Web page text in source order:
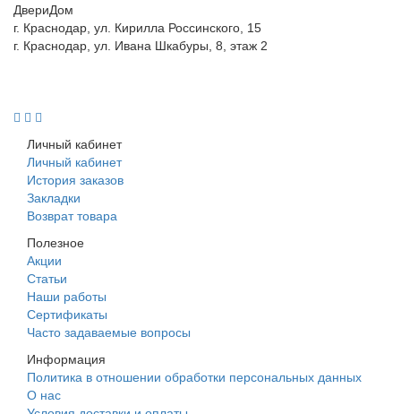
ДвериДом
г. Краснодар, ул. Кирилла Россинского, 15
г. Краснодар, ул. Ивана Шкабуры, 8, этаж 2
Личный кабинет
Личный кабинет
История заказов
Закладки
Возврат товара
Полезное
Акции
Статьи
Наши работы
Сертификаты
Часто задаваемые вопросы
Информация
Политика в отношении обработки персональных данных
О нас